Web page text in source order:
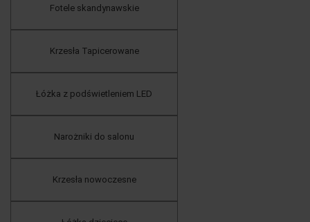
Fotele skandynawskie
Krzesła Tapicerowane
Łóżka z podświetleniem LED
Narożniki do salonu
Krzesła nowoczesne